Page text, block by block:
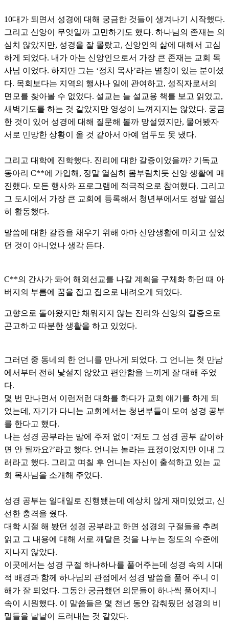
10대가 되면서 성경에 대해 궁금한 것들이 생겨나기 시작했다.
그리고 신앙이 무엇일까 고민하기도 했다. 하나님의 존재는 의
심치 않았지만, 성경을 잘 몰랐고, 신앙인의 삶에 대해서 고심
하게 되었다. 내가 아는 신앙인으로서 가장 큰 존재는 교회 목
사님 이었다. 하지만 그는 ‘정치 목사’라는 별칭이 있는 분이셨
다. 목회보다는 지역의 행사나 일에 관여하고, 성직자로서의
면모를 찾아볼 수 없었다. 설교는 늘 설교용 책를 보고 읽었고,
새벽기도를 하는 것 같았지만 영성이 느껴지지는 않았다. 궁금
한 것이 있어 성경에 대해 질문해 볼까 망설였지만, 물어봤자
서로 민망한 상황이 올 것 같아서 아예 엄두도 못 냈다.
그리고 대학에 진학했다. 진리에 대한 갈증이었을까? 기독교
동아리 C**에 가입해, 정말 열심히 몸부림치듯 신앙 생활에 매
진했다. 모든 행사와 프로그램에 적극적으로 참여했다. 그리고
그 도시에서 가장 큰 교회에 등록해서 청년부에서도 정말 열심
히 활동했다.
말씀에 대한 갈증을 채우기 위해 아마 신앙생활에 미치고 싶었
던 것이 아니었나 생각 든다.
C**의 간사가 돠어 해외선교를 나갈 계획을 구체화 하던 때 아
버지의 부름에 꿈을 접고 집으로 내려오게 되었다.
고향으로 돌아왔지만 채워지지 않는 진리와 신앙의 갈증으로
곤고하고 따분한 생활을 하고 있었다.
그러던 중 동네의 한 언니를 만나게 되었다. 그 언니는 첫 만남
에서부터 전혀 낯설지 않았고 편안함을 느끼게 잘 대해 주었
다.
몇 번 만나면서 이런저런 대화를 하다가 교회 얘기를 하게 되
었는데, 자기가 다니는 교회에서는 청년부들이 모여 성경 공부
를 한다고 했다.
나는 성경 공부라는 말에 주저 없이 ‘저도 그 성경 공부 같이하
면 안 될까요?’라고 했다. 언니는 놀라는 표정이었지만 이내 그
러라고 했다. 그리고 며칠 후 언니는 자신이 출석하고 있는 교
회 목사님을 소개해 주었다.
성경 공부는 일대일로 진행됐는데 예상치 않게 재미있었고, 신
선한 충격을 줬다.
대학 시절 해 봤던 성경 공부라고 하면 성경의 구절들을 추려
읽고 그 내용에 대해 서로 깨달은 것을 나누는 정도의 수준에
지나지 않았다.
이곳에서는 성경 구절 하나하나를 풀어주는데 성경 속의 시대
적 배경과 함께 하나님의 관점에서 성경 말씀을 풀어 주니 이
해가 잘 되었다. 그동안 궁금했던 의문들이 하나씩 풀어지니
속이 시원했다. 이 말씀들은 몇 천년 동안 감춰뒀던 성경의 비
밀들을 낱낱이 드러내는 것 같았다.